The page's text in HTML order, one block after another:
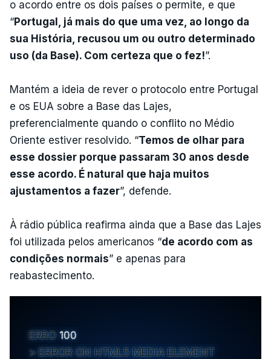
o acordo entre os dois países o permite, e que
“Portugal, já mais do que uma vez, ao longo da
sua História, recusou um ou outro determinado
uso (da Base). Com certeza que o fez!”.
Mantém a ideia de rever o protocolo entre Portugal
e os EUA sobre a Base das Lajes,
preferencialmente quando o conflito no Médio
Oriente estiver resolvido. “Temos de olhar para
esse dossier porque passaram 30 anos desde
esse acordo. É natural que haja muitos
ajustamentos a fazer”, defende.
À rádio pública reafirma ainda que a Base das Lajes
foi utilizada pelos americanos “de acordo com as
condições normais” e apenas para
reabastecimento.
ERRO 100
ERROR ON HTML5 MEDIA ELEMENT